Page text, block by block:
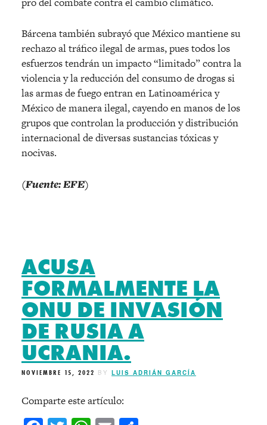
Bárcena también subrayó que México mantiene su
rechazo al tráfico ilegal de armas, pues todos los
esfuerzos tendrán un impacto “limitado” contra la
violencia y la reducción del consumo de drogas si
las armas de fuego entran en Latinoamérica y
México de manera ilegal, cayendo en manos de los
grupos que controlan la producción y distribución
internacional de diversas sustancias tóxicas y
nocivas.
(Fuente: EFE)
ACUSA
FORMALMENTE LA
ONU DE INVASIÓN
DE RUSIA A
UCRANIA.
NOVIEMBRE 15, 2022 BY LUIS ADRIÁN GARCÍA
Comparte este artículo: